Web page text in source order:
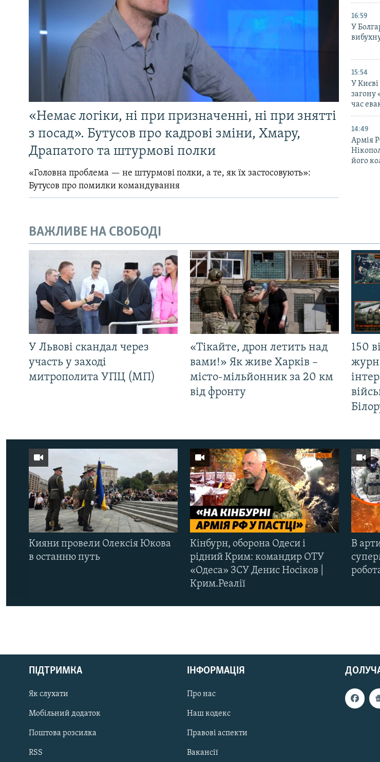
РУС
ДОЛУЧАЙСЯ!
«Немає логіки, ні при призначенні, ні при знятті
з посад». Бутусов про кадрові зміни, Хмару,
Драпатого та штурмові полки
«Головна проблема — не штурмові полки, а те, як їх застосовують»:
Бутусов про помилки командування
16:59
У
15:54
У
загону
час
14:49
Армія
його
ВАЖЛИВЕ НА СВОБОДІ
У Львові скандал через
участь у заході
митрополита УПЦ (МП)
«Тікайте, дрон летить над
вами!» Як живе Харків –
місто-мільйонник за 20 км
від фронту
150
Кияни провели Олексія Юкова
в останню путь
Кінбурн, оборона Одеси і
рідний Крим: командир ОТУ
«Одеса» ЗСУ Денис Носіков |
Крим.Реалії
В
ПІДТРИМКА
Як слухати
Мобільний додаток
Поштова розсилка
RSS
ІНФОРМАЦІЯ
Про нас
Наш кодекс
Правові аспекти
Вакансії